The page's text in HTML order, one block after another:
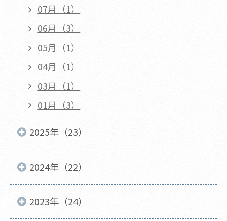
07月（1）
06月（3）
05月（1）
04月（1）
03月（1）
01月（3）
2025年（23）
2024年（22）
2023年（24）